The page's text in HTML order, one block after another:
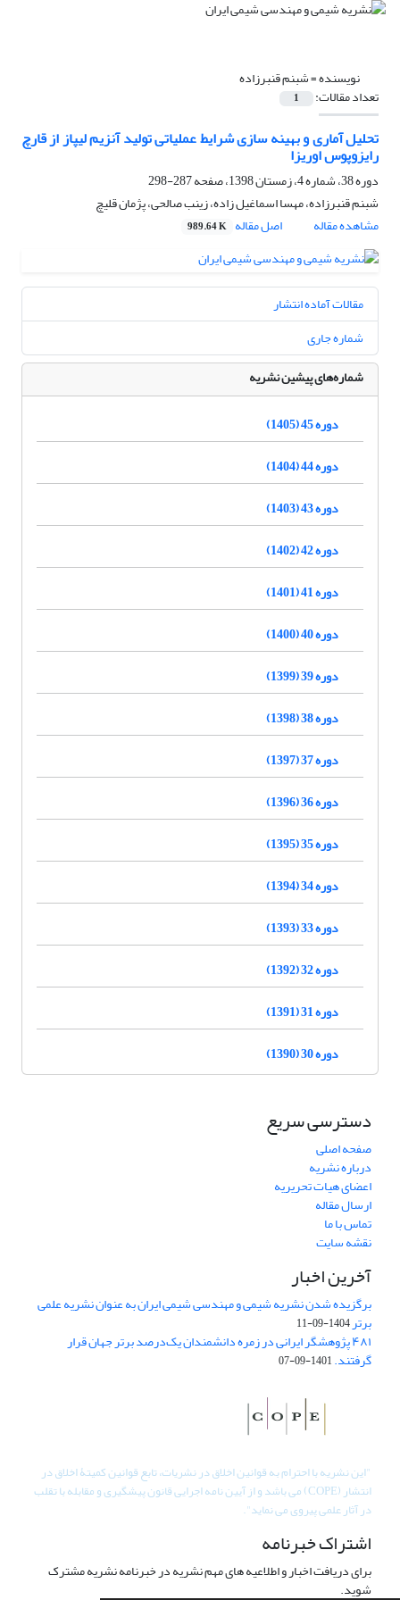
نویسنده =شبنم قنبرزاده
تعداد مقالات: 1
تحلیل آماری و بهینه سازی شرایط عملیاتی تولید آنزیم لیپاز از قارچ
رایزوپوس اوریزا
دوره 38، شماره 4، زمستان 1398، صفحه
287-298
شبنم قنبرزاده، مهسا اسماغیل زاده، زینب صالحی، پژمان قلیچ
مشاهده مقاله
اصل مقاله 989.64 K
مقالات آماده انتشار
شماره جاری
شماره‌های پیشین نشریه
دوره 45 (1405)
دوره 44 (1404)
دوره 43 (1403)
دوره 42 (1402)
دوره 41 (1401)
دوره 40 (1400)
دوره 39 (1399)
دوره 38 (1398)
دوره 37 (1397)
دوره 36 (1396)
دوره 35 (1395)
دوره 34 (1394)
دوره 33 (1393)
دوره 32 (1392)
دوره 31 (1391)
دوره 30 (1390)
دسترسی سریع
صفحه اصلی
درباره نشریه
اعضای هیات تحریریه
ارسال مقاله
تماس با ما
نقشه سایت
آخرین اخبار
برگزیده شدن نشریه شیمی و مهندسی شیمی ایران به عنوان نشریه علمی
برتر1404-09-11
۴۸۱ پژوهشگر ایرانی در زمره دانشمندان یک‌درصد برتر جهان قرار
گرفتند.1401-09-07
"این نشریه با احترام به قوانین اخلاق در نشریات، تابع قوانین کمیتۀ اخلاق در
انتشار (COPE) می باشد و از آیین نامه اجرایی قانون پیشگیری و مقابله با تقلب
در آثار علمی پیروی می نماید".
اشتراک خبرنامه
برای دریافت اخبار و اطلاعیه های مهم نشریه در خبرنامه نشریه مشترک
شوید.